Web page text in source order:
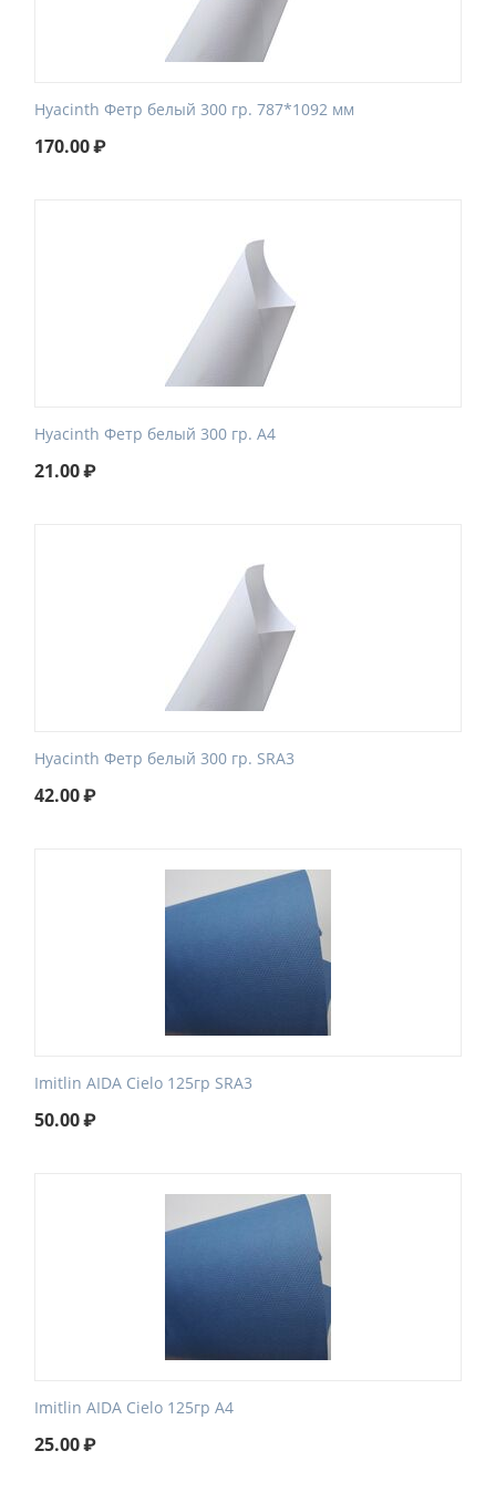
Hyacinth Фетр белый 300 гр. 787*1092 мм
170.00₽
Hyacinth Фетр белый 300 гр. A4
21.00₽
Hyacinth Фетр белый 300 гр. SRA3
42.00₽
Imitlin AIDA Cielo 125гр SRA3
50.00₽
Imitlin AIDA Cielo 125гр А4
25.00₽